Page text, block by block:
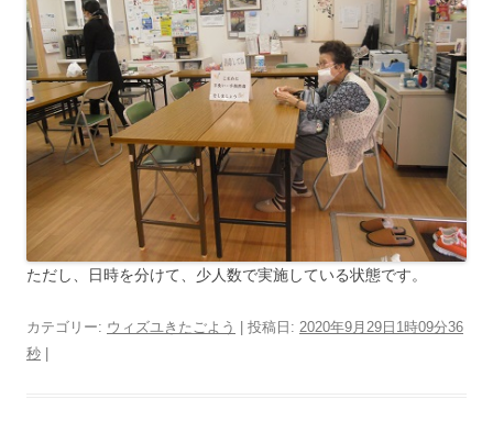
ただし、日時を分けて、少人数で実施している状態です。
カテゴリー: ウィズユきたごよう | 投稿日: 2020年9月29日1時09分36
秒